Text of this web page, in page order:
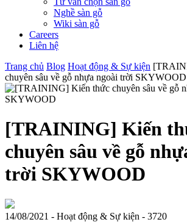
Nghề sàn gỗ
Wiki sàn gỗ
Careers
Liên hệ
Trang chủ Blog Hoạt động & Sự kiện
chuyên sâu về gỗ nhựa ngoài trời SKYWOOD
[TRAINING] Kiến
chuyên sâu về gỗ
trời SKYWOOD
14/08/2021 - Hoạt động & Sự kiện - 3720